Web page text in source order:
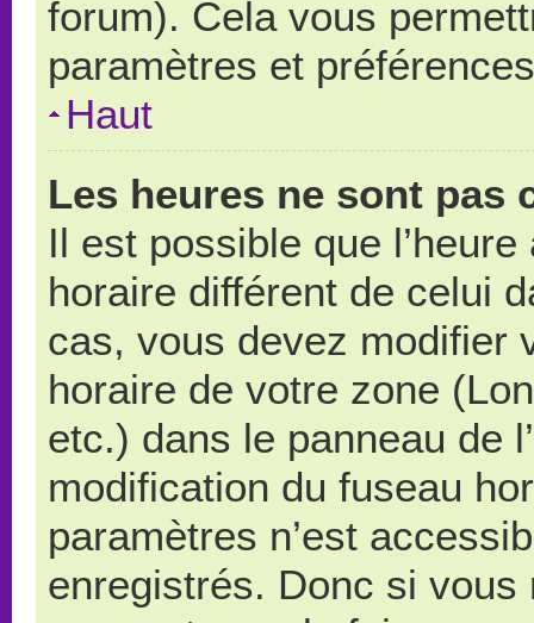
forum). Cela vous
paramètres et
Haut
Les heures ne sont pas
Il est possible que
horaire différent de celui
cas, vous devez modifier
horaire de votre zone
etc.) dans le panneau de
modification du fuseau
paramètres n’est
enregistrés. Donc si vous